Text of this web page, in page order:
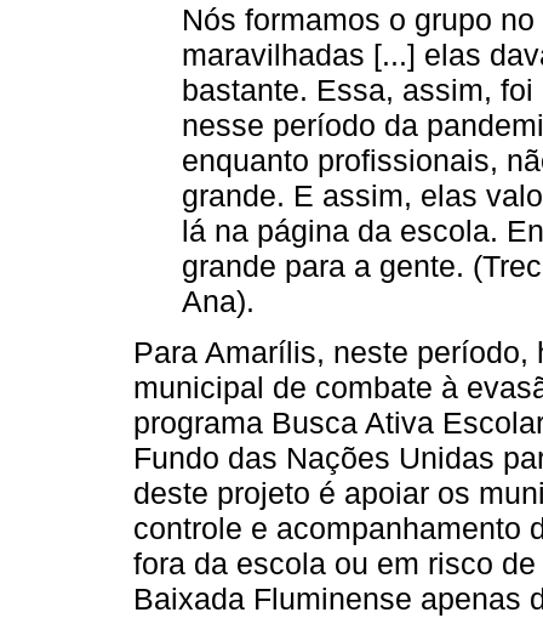
Nós formamos o grupo no
maravilhadas [...] elas
bastante. Essa, assim,
nesse período da
enquanto profissionais,
grande. E assim, elas
lá na página da escola.
grande para a gente.
Ana).
Para Amarílis, neste
municipal de combate à
programa Busca Ativa
Fundo das Nações Unidas
deste projeto é apoiar os
controle e acompanhamento
fora da escola ou em risco
Baixada Fluminense apenas